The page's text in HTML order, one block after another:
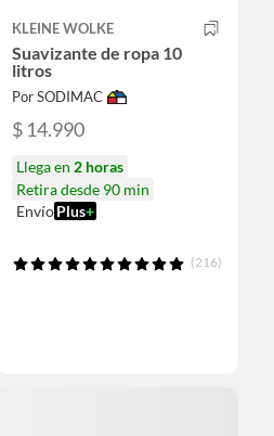
KLEINE WOLKE
Suavizante de ropa 10
litros
Por SODIMAC
$ 14.990
Llega en 2 horas
Retira desde 90 min
EnvíoPlus+
(216)